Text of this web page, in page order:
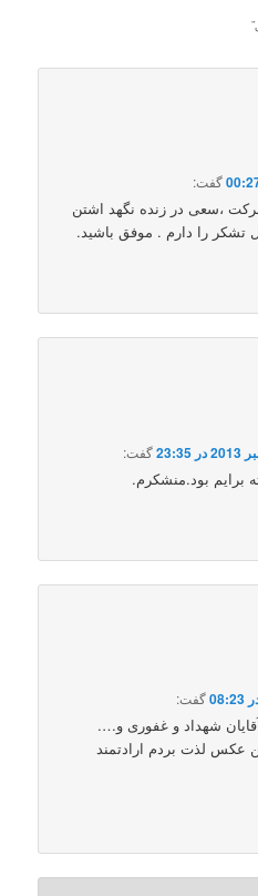
”
گفت:
،سعی در زنده نگهد اشتن
تشکر را دارم . موفق باشید.
گفت:
برایم بود.منشکرم.
گفت:
شهداد و غفوری و….
عکس لذت بردم ارادتمند